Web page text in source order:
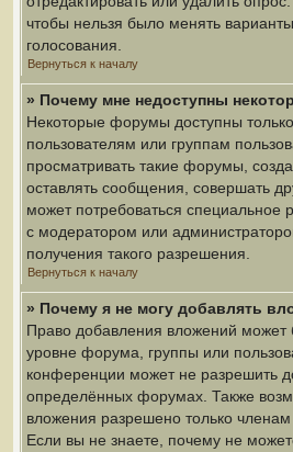
чтобы нельзя было менять
голосования.
Вернуться к началу
» Почему мне недоступны
Некоторые форумы доступны
пользователям или группам
просматривать такие форумы,
оставлять сообщения, совершать
может потребоваться специальное
с модератором или
получения такого разрешения.
Вернуться к началу
» Почему я не могу добавлять
Право добавления вложений может
уровне форума, группы или
конференции может не разрешить
определённых форумах. Также
вложения разрешено только
Если вы не знаете, почему не